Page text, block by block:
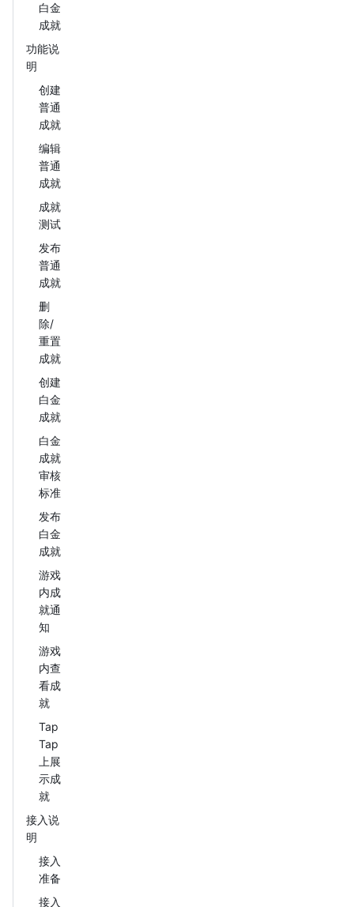
白金
成就
功能说
明
创建
普通
成就
编辑
普通
成就
成就
测试
发布
普通
成就
删
除/
重置
成就
创建
白金
成就
白金
成就
审核
标准
发布
白金
成就
游戏
内成
就通
知
游戏
内查
看成
就
Tap
Tap
上展
示成
就
接入说
明
接入
准备
接入